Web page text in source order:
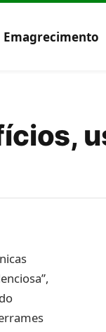
Emagrecimento